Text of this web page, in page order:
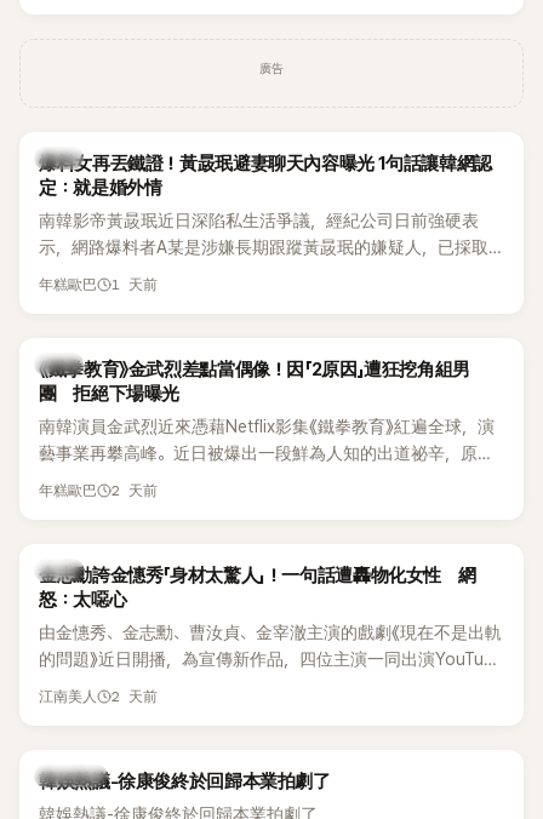
了。」為了澄清誤會，她只好親自站出來說清楚。 李智惠進一步
解釋，當時隆胸手術幾乎只有「腋下切開」一種方式，「所以我就
想，既然一直說我有做，那我乾脆把腋下給大家看，證明我根
召開了一場泳裝記者招待會。當時她穿著比基尼站在一排攝影
機前，面對媒體擺出各種姿勢，畫面至今仍被網友津津樂道。
這段為平息爭議、直接公開腋下畫面自證清白的往事再度被提
起，節目現場立刻充滿驚呼聲與笑聲，也再次讓人見識到她面
對流言時「豁出去」的直率性格。其實她過去也曾在 SBS 節目
《脫掉鞋子恢單4Men》 中，親自公開那張當年引發話題的「腋下
員身分出道，該團在 2000 年代初期紅極一時，由李智惠、徐
智英兩位女成員，以及張錫炫、Chris Kim 兩位男成員組成。不
過後來爆出長達四年的團內霸凌風波，甚至傳出徐智英母親對
李智惠言語辱罵、動手等爭議，最終團體於 2002 年解散。 團
體解散後，李智惠轉型 solo，靠著綜藝與歌唱實力持續活躍演
藝圈。據悉，她當年能加入 S#arp，也與 李尚敏 的賞識有關。
感情方面，李智惠於 2017 年與圈外男友結婚，婚後育有兩個
目，她經營的 YouTube 頻道也即將突破百萬訂閱，近年內容深
受網友喜愛，再度迎來事業第二春。
廣告
韓星
爆料女再丟鐵證！黃晸珉避妻聊天內容曝光 1句話讓韓網認
定：就是婚外情
南韓影帝黃晸珉近日深陷私生活爭議，經紀公司日前強硬表
示，網路爆料者A某是涉嫌長期跟蹤黃晸珉的嫌疑人，已採取
法律行動。不過，A某並未因此停止發聲，5日再度透過社群平
年糕歐巴 1 天前
韓星
《鐵拳教育》金武烈差點當偶像！因「2原因」遭狂挖角組男
團 拒絕下場曝光
南韓演員金武烈近來憑藉Netflix影集《鐵拳教育》紅遍全球，演
藝事業再攀高峰。近日被爆出一段鮮為人知的出道祕辛，原來
他當年差點不是以演員身分出道，而是成為男團偶像的一員。
年糕歐巴 2 天前
韓星
金志勳誇金憓秀「身材太驚人」！一句話遭轟物化女性 網
怒：太噁心
由金憓秀、金志勳、曹汝貞、金宰澈主演的戲劇《現在不是出軌
的問題》近日開播，為宣傳新作品，四位主演一同出演YouTube
節目，不料訪談中的一段發言卻意外掀起爭議。不少網友認
江南美人 2 天前
熱議討論
韓娛熱議-徐康俊終於回歸本業拍劇了
韓娛熱議-徐康俊終於回歸本業拍劇了